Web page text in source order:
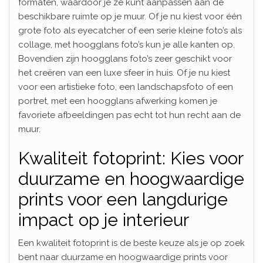
formaten, waardoor je ze kunt aanpassen aan de
beschikbare ruimte op je muur. Of je nu kiest voor één
grote foto als eyecatcher of een serie kleine foto’s als
collage, met hoogglans foto’s kun je alle kanten op.
Bovendien zijn hoogglans foto’s zeer geschikt voor
het creëren van een luxe sfeer in huis. Of je nu kiest
voor een artistieke foto, een landschapsfoto of een
portret, met een hoogglans afwerking komen je
favoriete afbeeldingen pas echt tot hun recht aan de
muur.
Kwaliteit fotoprint: Kies voor
duurzame en hoogwaardige
prints voor een langdurige
impact op je interieur
Een kwaliteit fotoprint is de beste keuze als je op zoek
bent naar duurzame en hoogwaardige prints voor